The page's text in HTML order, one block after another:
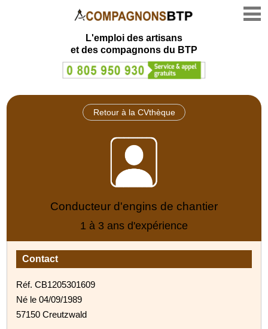
L'emploi des artisans
et des compagnons du BTP
Retour à la CVthèque
Conducteur d'engins de chantier
1 à 3 ans d'expérience
Contact
Réf. CB1205301609
Né le 04/09/1989
57150 Creutzwald